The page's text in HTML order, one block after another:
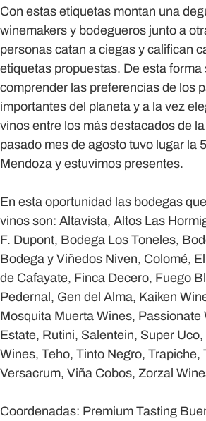
Con estas etiquetas montan una
winemakers y bodegueros junto a
personas catan a ciegas y califican
etiquetas propuestas. De esta forma
comprender las preferencias de los
importantes del planeta y a la vez
vinos entre los más destacados de
pasado mes de agosto tuvo lugar la
Mendoza y estuvimos presentes.
En esta oportunidad las bodegas
vinos son: Altavista, Altos Las
F. Dupont, Bodega Los Toneles,
Bodega y Viñedos Niven, Colomé,
de Cafayate, Finca Decero, Fuego
Pedernal, Gen del Alma, Kaiken
Mosquita Muerta Wines, Passionate
Estate, Rutini, Salentein, Super
Wines, Teho, Tinto Negro, Trapiche,
Versacrum, Viña Cobos, Zorzal
Coordenadas: Premium Tasting